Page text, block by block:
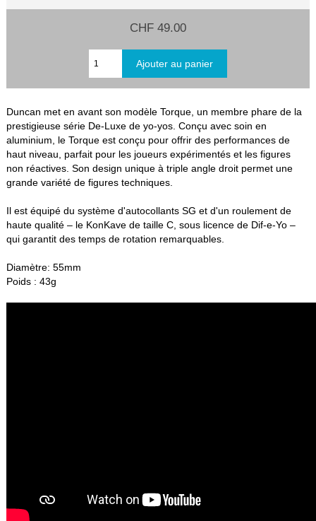
CHF 49.00
Duncan met en avant son modèle Torque, un membre phare de la
prestigieuse série De-Luxe de yo-yos. Conçu avec soin en
aluminium, le Torque est conçu pour offrir des performances de
haut niveau, parfait pour les joueurs expérimentés et les figures
non réactives. Son design unique à triple angle droit permet une
grande variété de figures techniques.
Il est équipé du système d'autocollants SG et d'un roulement de
haute qualité – le KonKave de taille C, sous licence de Dif-e-Yo –
qui garantit des temps de rotation remarquables.
Diamètre: 55mm
Poids : 43g